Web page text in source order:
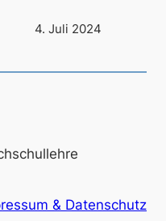
4. Juli 2024
& Datenschutz